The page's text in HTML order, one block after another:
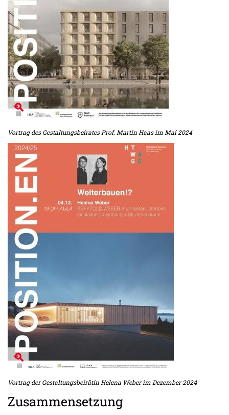
Vortrag des Gestaltungsbeirates Prof. Martin Haas im Mai 2024
Vortrag der Gestaltungsbeirätin Helena Weber im Dezember 2024
Zusammensetzung